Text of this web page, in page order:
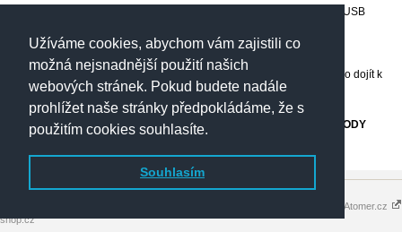
Užíváme cookies, abychom vám zajistili co
možná nejsnadnější použití našich
webových stránek. Pokud budete nadále
prohlížet naše stránky předpokládáme, že s
použitím cookies souhlasíte.
Souhlasím
E6853-Xperia Z5 Premium/E6833-Xperia Z5 Premium Dual _ FPC USB
POZOR- Při výměně dílu je vyžadována určitá zručnost a znalost
konstrukce opravovaného telefonu. Při neodborné montáži by mohlo dojít k
nezvratnému poškození částí telefonu!
OBCHOD NENESE ŽÁDNOU ODPOVĚDNOST ZA PŘÍPADNÉ ŠKODY
ZPŮSOBENÉ NEODBORNOU MONTÁŽÍ!
shop.cz
Tvorba eshopů - Atomer.cz